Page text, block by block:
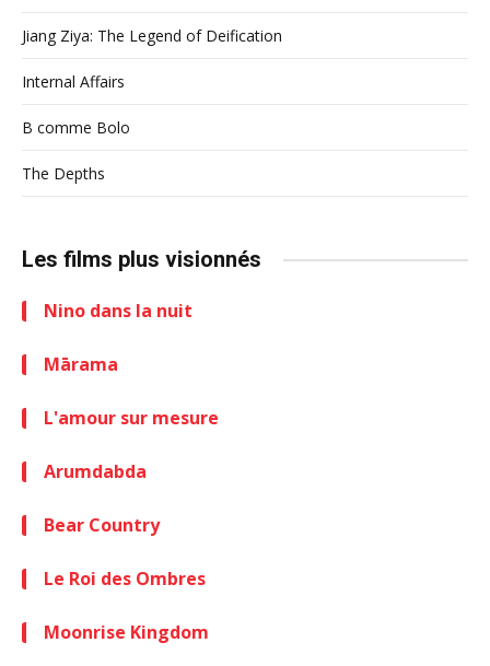
Jiang Ziya: The Legend of Deification
Internal Affairs
B comme Bolo
The Depths
Les films plus visionnés
Nino dans la nuit
Mārama
L'amour sur mesure
Arumdabda
Bear Country
Le Roi des Ombres
Moonrise Kingdom